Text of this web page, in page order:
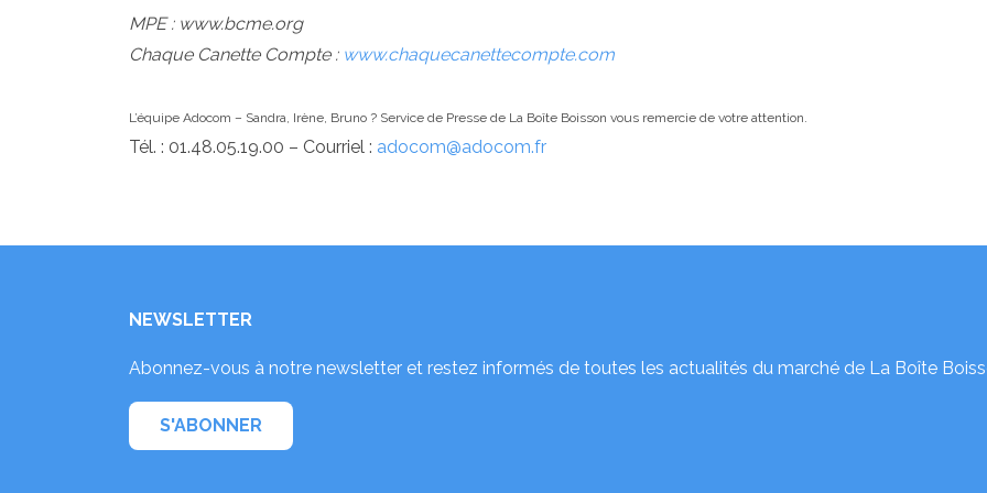
MPE : www.bcme.org
Chaque Canette Compte : www.chaquecanettecompte.com
L’équipe Adocom – Sandra, Irène, Bruno ? Service de Presse de La Boîte Boisson vous remercie de votre attention.
Tél. : 01.48.05.19.00 – Courriel : adocom@adocom.fr
NEWSLETTER
Abonnez-vous à notre newsletter et restez informés de toutes les actualités du marché de La Boîte
S'ABONNER